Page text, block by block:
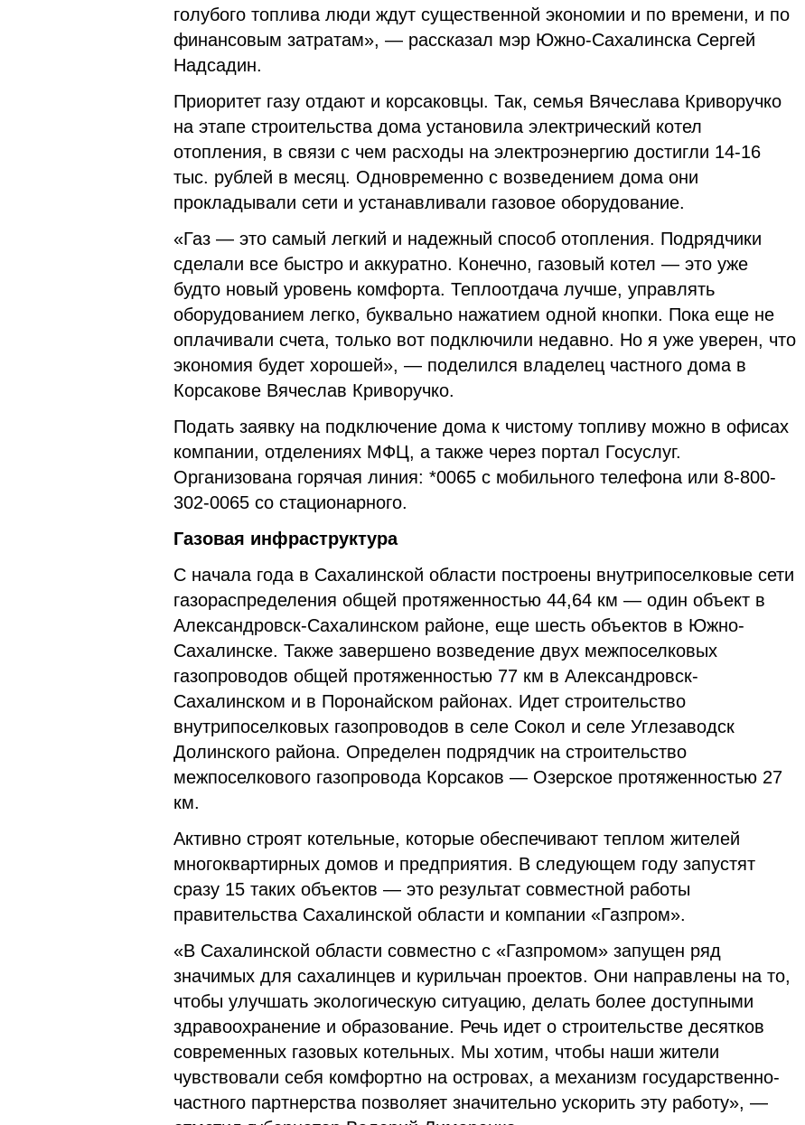
голубого топлива люди ждут существенной экономии и по времени, и по
финансовым затратам», — рассказал мэр Южно-Сахалинска Сергей
Надсадин.
Приоритет газу отдают и корсаковцы. Так, семья Вячеслава Криворучко
на этапе строительства дома установила электрический котел
отопления, в связи с чем расходы на электроэнергию достигли 14-16
тыс. рублей в месяц. Одновременно с возведением дома они
прокладывали сети и устанавливали газовое оборудование.
«Газ — это самый легкий и надежный способ отопления. Подрядчики
сделали все быстро и аккуратно. Конечно, газовый котел — это уже
будто новый уровень комфорта. Теплоотдача лучше, управлять
оборудованием легко, буквально нажатием одной кнопки. Пока еще не
оплачивали счета, только вот подключили недавно. Но я уже уверен, что
экономия будет хорошей», — поделился владелец частного дома в
Корсакове Вячеслав Криворучко.
Подать заявку на подключение дома к чистому топливу можно в офисах
компании, отделениях МФЦ, а также через портал Госуслуг.
Организована горячая линия: *0065 с мобильного телефона или 8-800-
302-0065 со стационарного.
Газовая инфраструктура
С начала года в Сахалинской области построены внутрипоселковые сети
газораспределения общей протяженностью 44,64 км — один объект в
Александровск-Сахалинском районе, еще шесть объектов в Южно-
Сахалинске. Также завершено возведение двух межпоселковых
газопроводов общей протяженностью 77 км в Александровск-
Сахалинском и в Поронайском районах. Идет строительство
внутрипоселковых газопроводов в селе Сокол и селе Углезаводск
Долинского района. Определен подрядчик на строительство
межпоселкового газопровода Корсаков — Озерское протяженностью 27
км.
Активно строят котельные, которые обеспечивают теплом жителей
многоквартирных домов и предприятия. В следующем году запустят
сразу 15 таких объектов — это результат совместной работы
правительства Сахалинской области и компании «Газпром».
«В Сахалинской области совместно с «Газпромом» запущен ряд
значимых для сахалинцев и курильчан проектов. Они направлены на то,
чтобы улучшать экологическую ситуацию, делать более доступными
здравоохранение и образование. Речь идет о строительстве десятков
современных газовых котельных. Мы хотим, чтобы наши жители
чувствовали себя комфортно на островах, а механизм государственно-
частного партнерства позволяет значительно ускорить эту работу», —